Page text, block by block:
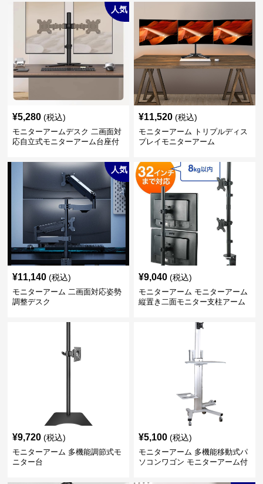
人気
¥5,280 (税込)
モニターアームデスク 二画面対
応自立式モニターアーム台座付
¥11,520 (税込)
モニターアーム トリプルディス
プレイモニターアーム
人気
¥11,140 (税込)
モニターアーム 二画面対応姿勢
調整デスク
¥9,040 (税込)
モニターアーム モニターアーム
縦置き二面モニター支柱アーム
¥9,720 (税込)
モニターアーム 多機能調節式モ
ニター台
¥5,100 (税込)
モニターアーム 多機能移動式パ
ソコンワゴン モニターアーム付